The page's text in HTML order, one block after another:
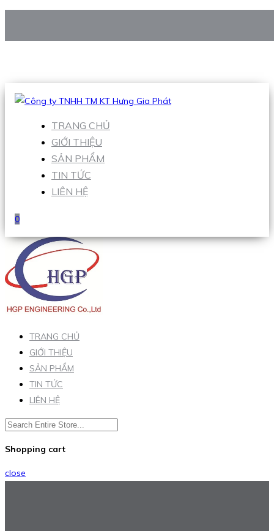
Hotline:0938 906 663
TRANG CHỦ
GIỚI THIỆU
SẢN PHẨM
TIN TỨC
LIÊN HỆ
0
TRANG CHỦ
GIỚI THIỆU
SẢN PHẨM
TIN TỨC
LIÊN HỆ
Shopping cart
close